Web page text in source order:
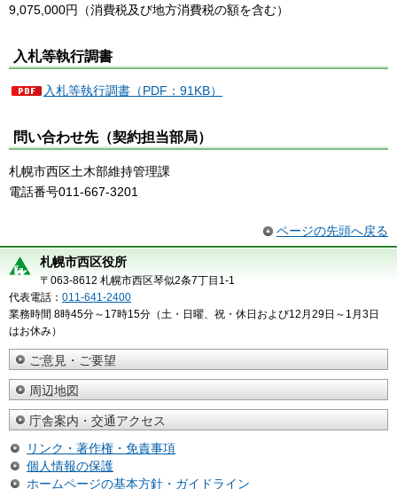
9,075,000円（消費税及び地方消費税の額を含む）
入札等執行調書
入札等執行調書（PDF：91KB）
問い合わせ先（契約担当部局）
札幌市西区土木部維持管理課
電話番号011-667-3201
ページの先頭へ戻る
札幌市西区役所
〒063-8612 札幌市西区琴似2条7丁目1-1
代表電話： 011-641-2400
業務時間 8時45分～17時15分（土・日曜、祝・休日および12月29日～1月3日
はお休み）
ご意見・ご要望
周辺地図
庁舎案内・交通アクセス
リンク・著作権・免責事項
個人情報の保護
ホームページの基本方針・ガイドライン